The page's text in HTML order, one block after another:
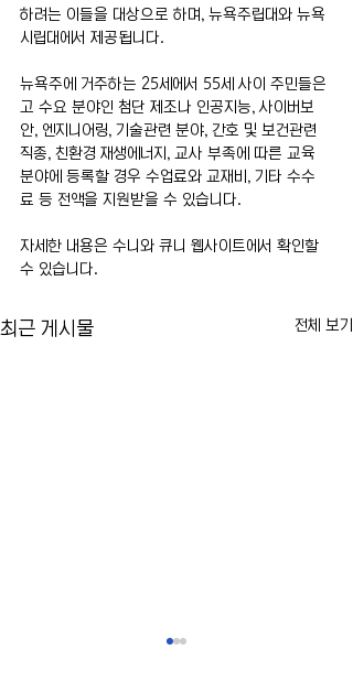
하려는 이들을 대상으로 하며, 뉴욕주립대와 뉴욕
시립대에서 제공됩니다.
뉴욕주에 거주하는 25세에서 55세 사이 주민들은
고 수요 분야인 첨단 제조나 인공지능, 사이버보
안, 엔지니어링, 기술관련 분야, 간호 및 보건관련
직종, 친환경 재생에너지, 교사 부족에 따른 교육
분야에 등록할 경우 수업료와 교재비, 기타 수수
료 등 전액을 지원받을 수 있습니다.
자세한 내용은 수니와 큐니 웹사이트에서 확인할
수 있습니다.
최근 게시물 전체 보기